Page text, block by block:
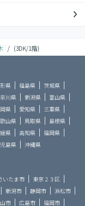
/ (3DK/1階)
県 福島県
茨城県
川県 新潟県
富山県
県 愛知県
三重県
山県 鳥取県
島根県
県 高知県
福岡県
島県 沖縄県
いたま市
東京２３区
新潟市 静岡市
浜松市
市 広島市 福岡市